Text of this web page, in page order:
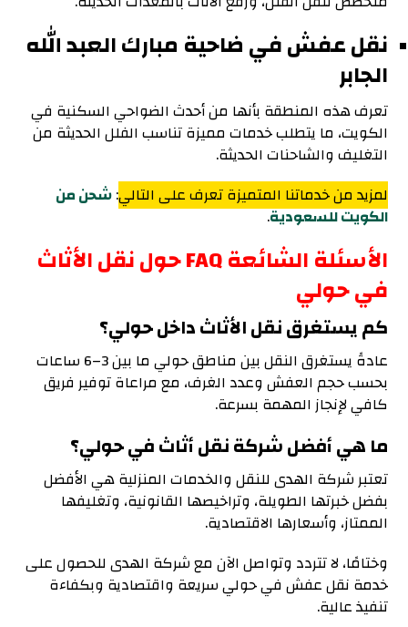
نقل عفش في ضاحية مبارك العبد الله
الجابر
تعرف هذه المنطقة بأنها من أحدث الضواحي السكنية في
الكويت، ما يتطلب خدمات مميزة تناسب الفلل الحديثة من
التغليف والشاحنات الحديثة.
لمزيد من خدماتنا المتميزة تعرف على التالي:شحن من
الكويت للسعودية.
الأسئلة الشائعة FAQ حول نقل الأثاث
في حولي
كم يستغرق نقل الأثاث داخل حولي؟
عادةً يستغرق النقل بين مناطق حولي ما بين 3–6 ساعات
بحسب حجم العفش وعدد الغرف، مع مراعاة توفير فريق
كافي لإنجاز المهمة بسرعة.
ما هي أفضل شركة نقل أثاث في حولي؟
تعتبر شركة الهدى للنقل والخدمات المنزلية هي الأفضل
بفضل خبرتها الطويلة، وتراخيصها القانونية، وتغليفها
الممتاز، وأسعارها الاقتصادية.
وختامًا، لا تتردد وتواصل الآن مع شركة الهدى للحصول على
خدمة نقل عفش في حولي سريعة واقتصادية وبكفاءة
تنفيذ عالية.